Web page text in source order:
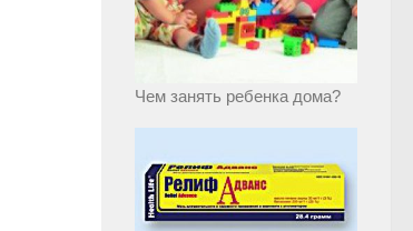
Чем занять ребенка дома?